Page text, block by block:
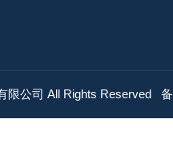
限公司 All Rights Reserved